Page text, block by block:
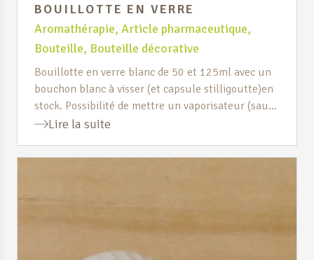
BOUILLOTTE EN VERRE
Aromathérapie, Article pharmaceutique,
Bouteille, Bouteille décorative
Bouillotte en verre blanc de 50 et 125ml avec un
bouchon blanc à visser (et capsule stilligoutte)en
stock. Possibilité de mettre un vaporisateur (sauf
sur celle de 500ml). Sur commande il vous est
en 1 litre.
Lire la suite